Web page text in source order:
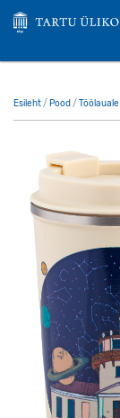
Esileht/ Pood / Töölauale